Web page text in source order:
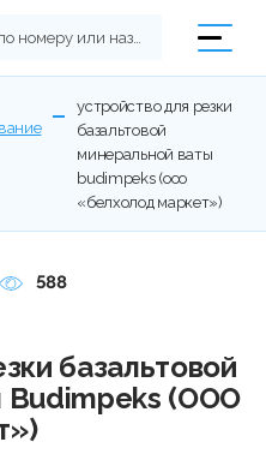
устройство для резки
базальтовой
минеральной ваты
budimpeks (ооо
«белхолод маркет»)
588
базальтовой
Budimpeks (ООО